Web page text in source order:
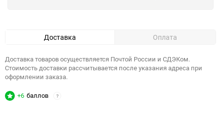
Доставка Оплата
Доставка товаров осуществляется Почтой России и СДЭКом.
Стоимость доставки рассчитывается после указания адреса при
оформлении заказа.
+6 баллов ?